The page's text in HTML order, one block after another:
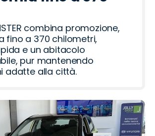
combina promozione,
fino a 370 chilometri,
e un abitacolo
pur mantenendo
adatte alla città.